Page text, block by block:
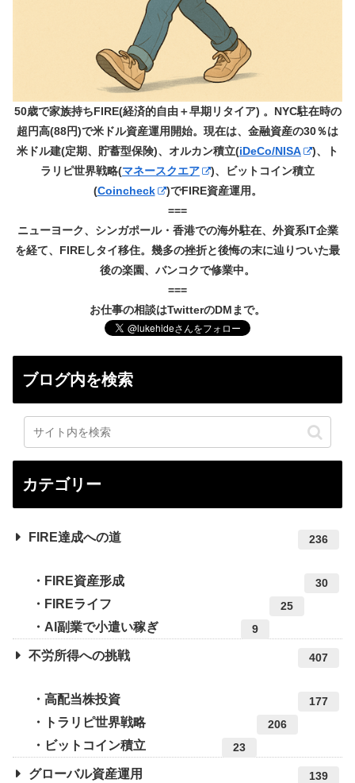
50歳で家族持ちFIRE(経済的自由＋早期リタイア) 。NYC駐在時の
超円高(88円)で米ドル資産運用開始。現在は、金融資産の30％は
米ドル建(定期、貯蓄型保険)、オルカン積立(iDeCo/NISA
)、ト
ラリピ世界戦略(マネースクエア
)、ビットコイン積立
(Coincheck
)でFIRE資産運用。
===
ニューヨーク、シンガポール・香港での海外駐在、外資系IT企業
を経て、FIREしタイ移住。幾多の挫折と後悔の末に辿りついた最
後の楽園、バンコクで修業中。
===
お仕事の相談はTwitterのDMまで。
ブログ内を検索
カテゴリー
FIRE達成への道 236
FIRE資産形成 30
FIREライフ 25
AI副業で小遣い稼ぎ 9
不労所得への挑戦 407
高配当株投資 177
トラリピ世界戦略 206
ビットコイン積立 23
グローバル資産運用 139